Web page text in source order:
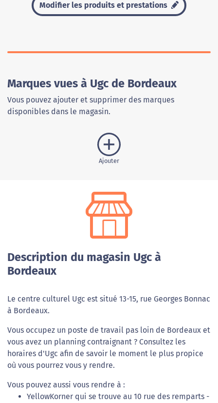
Modifier les produits et prestations
Marques vues à Ugc de Bordeaux
Vous pouvez ajouter et supprimer des marques
disponibles dans le magasin.
Ajouter
Description du magasin Ugc à
Bordeaux
Le centre culturel Ugc est situé 13-15, rue Georges Bonnac
à Bordeaux.
Vous occupez un poste de travail pas loin de Bordeaux et
vous avez un planning contraignant ? Consultez les
horaires d'Ugc afin de savoir le moment le plus propice
où vous pourrez vous y rendre.
Vous pouvez aussi vous rendre à :
YellowKorner qui se trouve au 10 rue des remparts -